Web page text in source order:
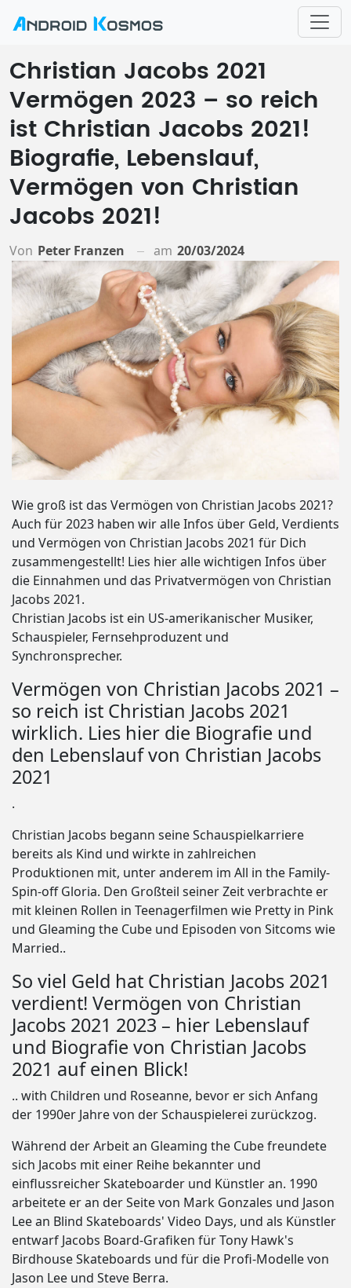
Christian Jacobs 2021
Vermögen 2023 – so reich
ist Christian Jacobs 2021!
Biografie, Lebenslauf,
Vermögen von Christian
Jacobs 2021!
Von Peter Franzen am 20/03/2024
Wie groß ist das Vermögen von Christian Jacobs 2021?
Auch für 2023 haben wir alle Infos über Geld, Verdients
und Vermögen von Christian Jacobs 2021 für Dich
zusammengestellt! Lies hier alle wichtigen Infos über
die Einnahmen und das Privatvermögen von Christian
Jacobs 2021.
Christian Jacobs ist ein US-amerikanischer Musiker,
Schauspieler, Fernsehproduzent und
Synchronsprecher.
Vermögen von Christian Jacobs 2021 –
so reich ist Christian Jacobs 2021
wirklich. Lies hier die Biografie und
den Lebenslauf von Christian Jacobs
2021
.
Christian Jacobs begann seine Schauspielkarriere
bereits als Kind und wirkte in zahlreichen
Produktionen mit, unter anderem im All in the Family-
Spin-off Gloria. Den Großteil seiner Zeit verbrachte er
mit kleinen Rollen in Teenagerfilmen wie Pretty in Pink
und Gleaming the Cube und Episoden von Sitcoms wie
Married..
So viel Geld hat Christian Jacobs 2021
verdient! Vermögen von Christian
Jacobs 2021 2023 – hier Lebenslauf
und Biografie von Christian Jacobs
2021 auf einen Blick!
.. with Children und Roseanne, bevor er sich Anfang
der 1990er Jahre von der Schauspielerei zurückzog.
Während der Arbeit an Gleaming the Cube freundete
sich Jacobs mit einer Reihe bekannter und
einflussreicher Skateboarder und Künstler an. 1990
arbeitete er an der Seite von Mark Gonzales und Jason
Lee an Blind Skateboards' Video Days, und als Künstler
entwarf Jacobs Board-Grafiken für Tony Hawk's
Birdhouse Skateboards und für die Profi-Modelle von
Jason Lee und Steve Berra.